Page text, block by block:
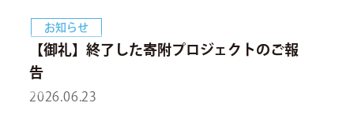
お知らせ
【御礼】終了した寄附プロジェクトのご報
告
2026.06.23